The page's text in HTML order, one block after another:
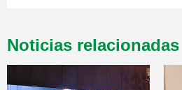
Noticias relacionadas